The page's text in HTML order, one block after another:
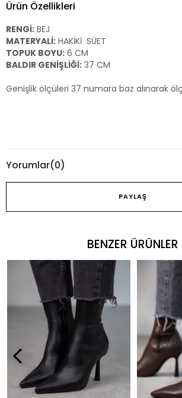
Ürün Özellikleri
RENGİ: BEJ
MATERYALİ: HAKİKİ SÜET
TOPUK BOYU: 6 CM
BALDIR GENİŞLİĞİ: 37 CM
Genişlik ölçüleri 37 numara baz alınarak
Yorumlar(0)
PAYLAŞ
BENZER ÜRÜNLER